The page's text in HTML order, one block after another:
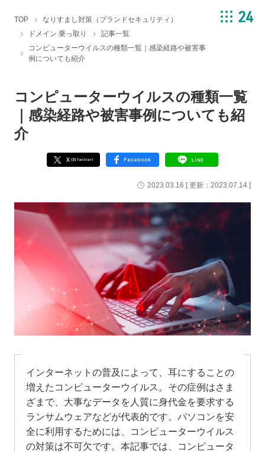
TOP
なりすまし対策（ブランドセキュリティ）
ドメイン 乗っ取り
記事一覧
コンピューターウイルスの種類一覧｜感染経路や被害事
例についても紹介
コンピューターウイルスの種類一覧
｜感染経路や被害事例についても紹
介
2023.03.16 [ 更新： 2023.07.14 ]
インターネットの普及によって、耳にすることの
増えたコンピューターウイルス。その症例はさま
ざまで、大事なデータを人質に身代金を要求する
ランサムウェアなどが代表的です。パソコンを安
全に利用するためには、コンピューターウイルス
の対策は不可欠です。本記事では、コンピュータ